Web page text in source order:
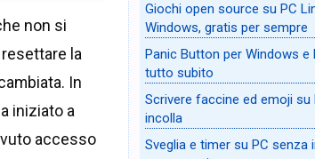
non si
la
In
iniziato a
accesso
Giochi open source su PC
Windows, gratis per sempre
Panic Button per Windows e
tutto subito
Scrivere faccine ed emoji su
incolla
Sveglia e timer su PC senza